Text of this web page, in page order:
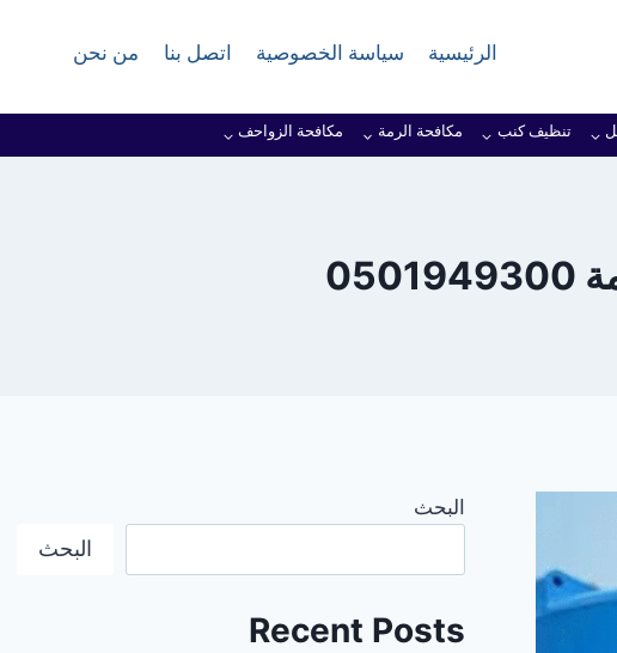
الرئيسية سياسة الخصوصية اتصل بنا من نحن
تنظيف كنب مكافحة الرمة مكافحة الزواحف
البحث
البحث
Recent Posts